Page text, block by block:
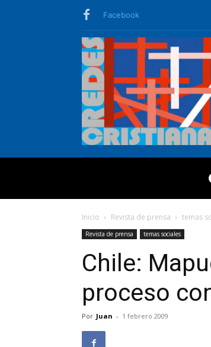
Facebook
Inicio Revista de prensa temas
Revista de prensa temas sociales
Chile:
proceso
Por Juan - 1 febrero 2009